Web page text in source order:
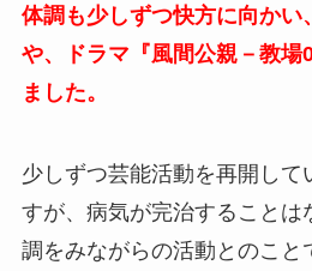
体調も少しずつ快方に向かい
や、ドラマ『風間公親－教場
ました。
少しずつ芸能活動を再開して
すが、病気が完治することは
調をみながらの活動とのこと